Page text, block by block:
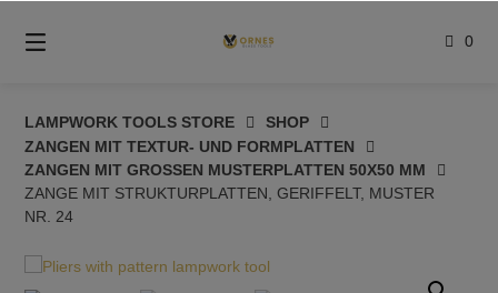
zum
Inhalt
0
LAMPWORK TOOLS STORE
SHOP
ZANGEN MIT TEXTUR- UND FORMPLATTEN
ZANGEN MIT GROSSEN MUSTERPLATTEN 50X50 MM
ZANGE MIT STRUKTURPLATTEN, GERIFFELT, MUSTER
NR. 24